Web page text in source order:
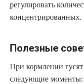
регулировать
концентрированных.
Полезные
При кормлении
следующие моменты: